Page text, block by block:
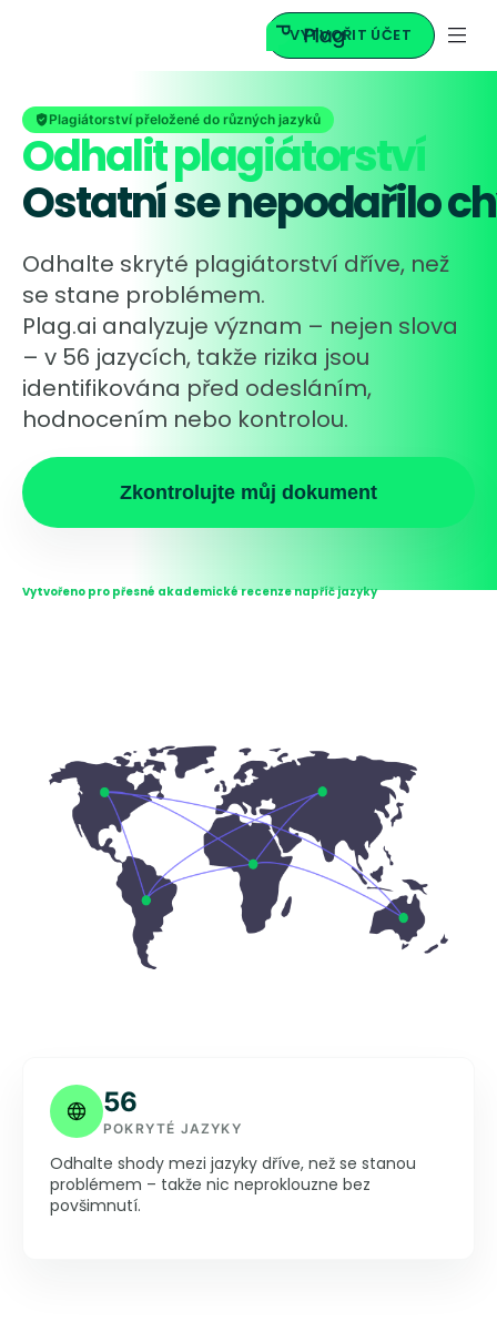
VYTVOŘIT ÚČET
Plagiátorství přeložené do různých jazyků
Odhalit plagiátorství
Ostatní se nepodařilo
Odhalte skryté plagiátorství dříve, než
se stane problémem.
Plag.ai analyzuje význam – nejen slova
– v 56 jazycích, takže rizika jsou
identifikována před odesláním,
hodnocením nebo kontrolou.
Zkontrolujte můj dokument
Vytvořeno pro přesné akademické recenze napříč jazyky
56
POKRYTÉ JAZYKY
Odhalte shody mezi jazyky dříve, než se stanou
problémem – takže nic neproklouzne bez
povšimnutí.